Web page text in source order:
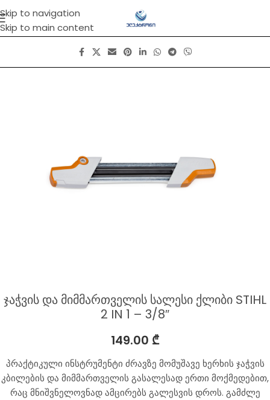
Skip to navigation
Skip to main content
ჯაჭვის და მიმმართველის სალესი ქლიბი STIHL
2 IN 1 – 3/8″
149.00 ₾
პრაქტიკული ინსტრუმენტი ძრავზე მომუშავე ხერხის ჯაჭვის
კბილების და მიმმართველის გასალესად ერთი მოქმედებით,
რაც მნიშვნელოვნად ამცირებს გალესვის დროს. გამძლე